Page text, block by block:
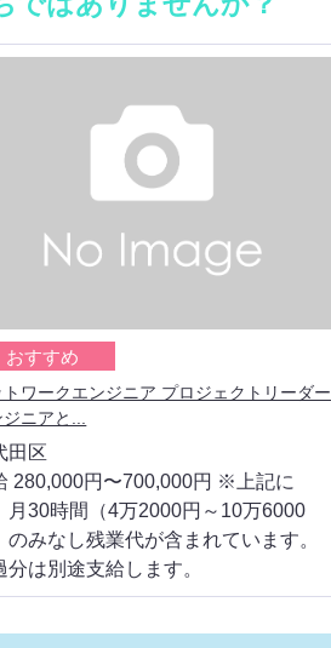
おすすめ
トワークエンジニア プロジェクトリーダー
ジニアと...
田区
280,000円〜700,000円 ※上記に
月30時間（4万2000円～10万6000
のみなし残業代が含まれています。
分は別途支給します。